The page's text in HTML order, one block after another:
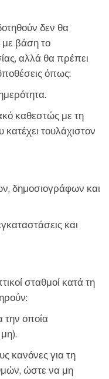
δεν θα
με βάση το
αλλά θα πρέπει
όπως:
καθεστώς με τη
τουλάχιστον
δημοσιογράφων και
και
σταθμοί κατά τη
την οποία
κανόνες για τη
ώστε να μη